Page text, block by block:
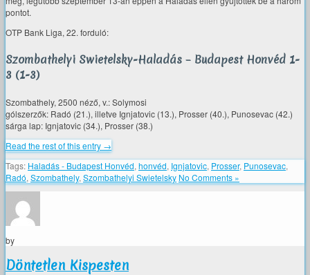
pontot.
OTP Bank Liga, 22. forduló:
Szombathelyi Swietelsky-Haladás – Budapest Honvéd 1-
3 (1-3)
Szombathely, 2500 néző, v.: Solymosi
gólszerzők: Radó (21.), illetve Ignjatovic (13.), Prosser (40.), Punosevac (42.)
sárga lap: Ignjatovic (34.), Prosser (38.)
Read the rest of this entry →
Tags: Haladás - Budapest Honvéd, honvéd, Ignjatovic, Prosser, Punosevac,
Radó, Szombathely, Szombathelyi Swietelsky No Comments »
by
Döntetlen Kispesten